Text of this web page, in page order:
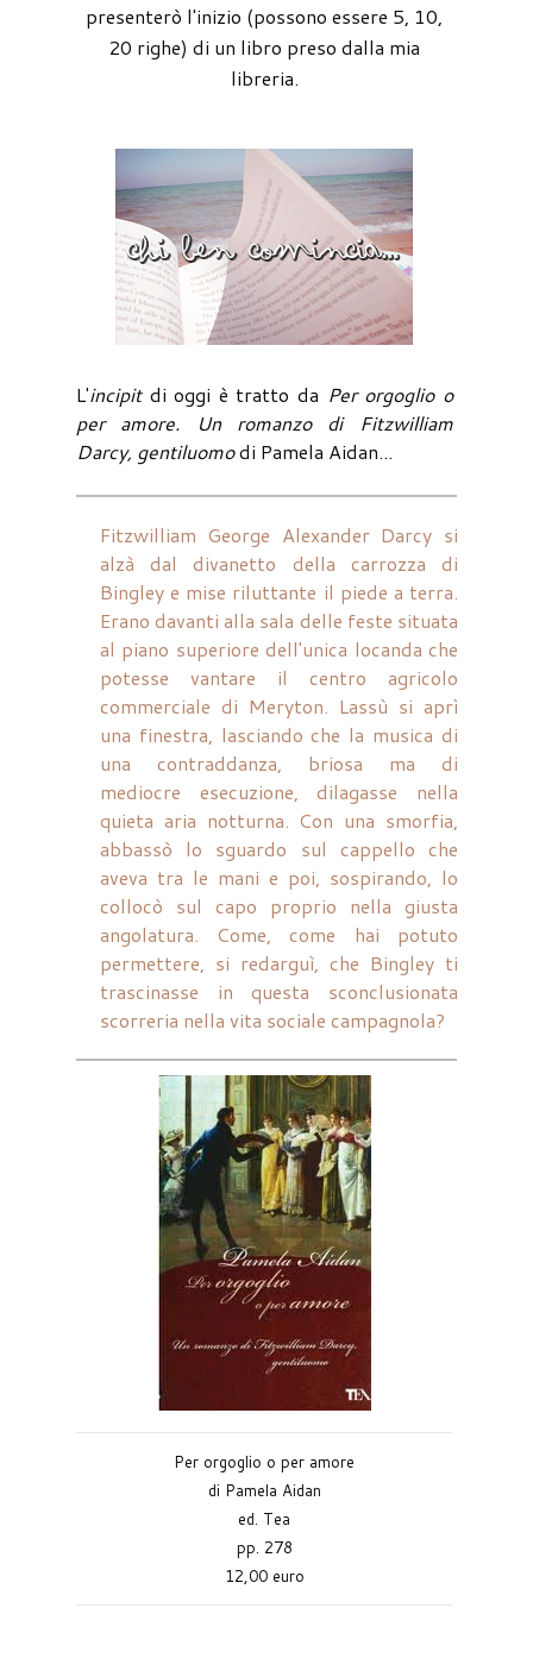
presenterò l'inizio (possono essere 5, 10,
20 righe) di un libro preso dalla mia
libreria.
L'incipit di oggi è tratto da Per orgoglio o
per amore. Un romanzo di Fitzwilliam
Darcy, gentiluomodi Pamela Aidan...
Fitzwilliam George Alexander Darcy si
alzà dal divanetto della carrozza di
Bingley e mise riluttante il piede a terra.
Erano davanti alla sala delle feste situata
al piano superiore dell'unica locanda che
potesse vantare il centro agricolo
commerciale di Meryton. Lassù si aprì
una finestra, lasciando che la musica di
una contraddanza, briosa ma di
mediocre esecuzione, dilagasse nella
quieta aria notturna. Con una smorfia,
abbassò lo sguardo sul cappello che
aveva tra le mani e poi, sospirando, lo
collocò sul capo proprio nella giusta
angolatura. Come, come hai potuto
permettere, si redarguì, che Bingley ti
trascinasse in questa sconclusionata
scorreria nella vita sociale campagnola?
Per orgoglio o per amore
di Pamela Aidan
ed. Tea
pp. 278
12,00 euro